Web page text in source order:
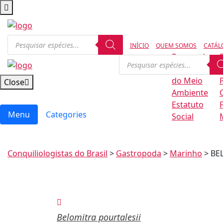
INÍCIO QUEM SOMOS
Regras de
Conservação
do Meio
Ambiente
Estatuto
Social
Close
Menu Categories
Conquiliologistas do Brasil > Gastropoda > Marinho >
Belomitra pourtalesii